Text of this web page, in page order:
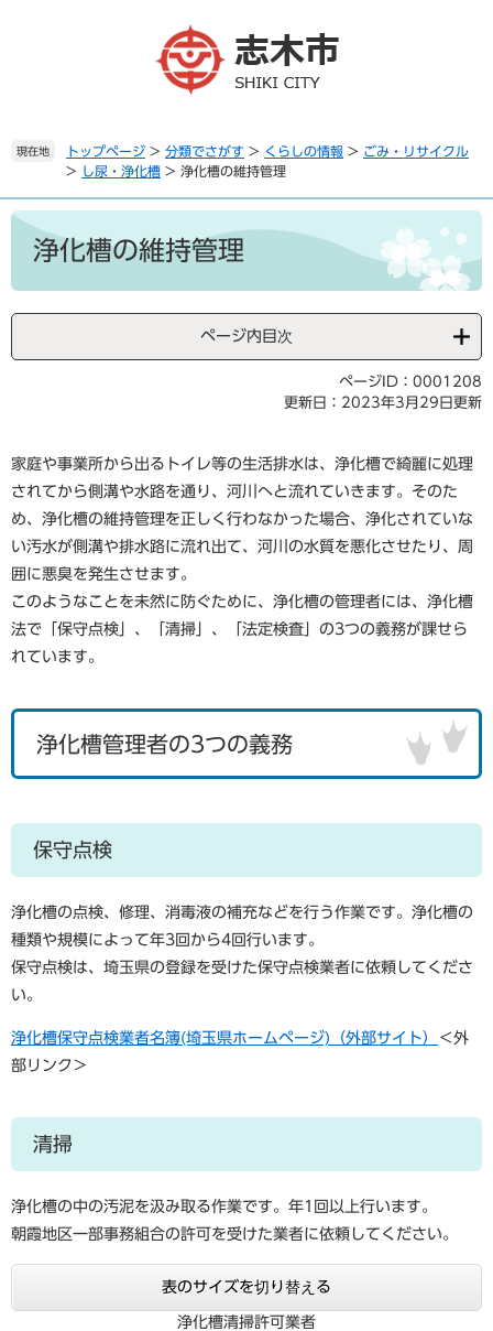
。
て
本
現在地 トップページ > 分類でさがす > くらしの情報 > ごみ・リサイクル
> し尿・浄化槽 > 浄化槽の維持管理
本
浄化槽の維持管理
ページ内目次
ページID：0001208
更新日：2023年3月29日更新
家庭や事業所から出るトイレ等の生活排水は、浄化槽で綺麗に処理
されてから側溝や水路を通り、河川へと流れていきます。そのた
め、浄化槽の維持管理を正しく行わなかった場合、浄化されていな
い汚水が側溝や排水路に流れ出て、河川の水質を悪化させたり、周
囲に悪臭を発生させます。
このようなことを未然に防ぐために、浄化槽の管理者には、浄化槽
法で「保守点検」、「清掃」、「法定検査」の3つの義務が課せら
れています。
浄化槽管理者の3つの義務
保守点検
浄化槽の点検、修理、消毒液の補充などを行う作業です。浄化槽の
種類や規模によって年3回から4回行います。
保守点検は、埼玉県の登録を受けた保守点検業者に依頼してくださ
い。
浄化槽保守点検業者名簿(埼玉県ホームページ)（外部サイト）
＜外
部リンク＞
清掃
浄化槽の中の汚泥を汲み取る作業です。年1回以上行います。
朝霞地区一部事務組合の許可を受けた業者に依頼してください。
表のサイズを切り替える
浄化槽清掃許可業者